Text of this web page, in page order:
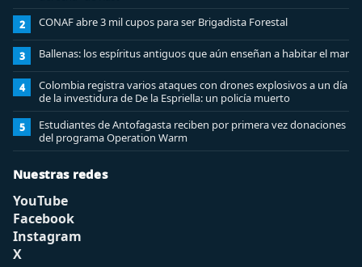
2 CONAF abre 3 mil cupos para ser Brigadista Forestal
3 Ballenas: los espíritus antiguos que aún enseñan a habitar el mar
4
Colombia registra varios ataques con drones explosivos a un día
de la investidura de De la Espriella: un policía muerto
5
Estudiantes de Antofagasta reciben por primera vez donaciones
del programa Operation Warm
Nuestras redes
YouTube
Facebook
Instagram
X